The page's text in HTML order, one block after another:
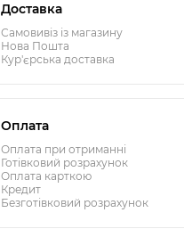
Доставка
Самовивіз із магазину
Нова Пошта
Кур'єрська доставка
Оплата
Оплата при отриманні
Готівковий розрахунок
Оплата карткою
Кредит
Безготівковий розрахунок